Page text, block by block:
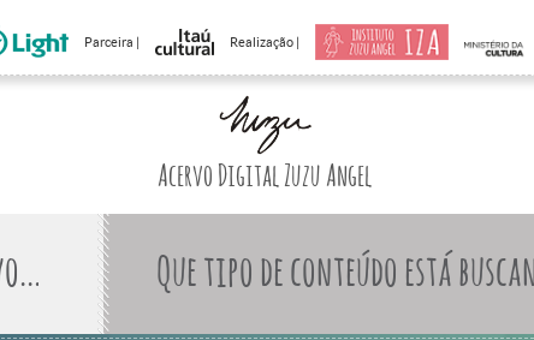
Parceira | Realização |
Acervo Digital Zuzu Angel
Que tipo de conteúdo está